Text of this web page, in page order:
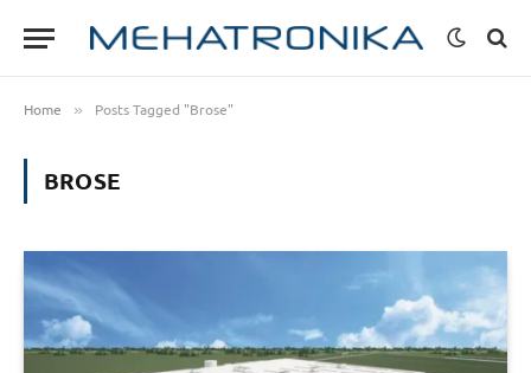
Home » Posts Tagged "Brose"
BROSE